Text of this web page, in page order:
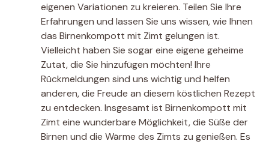
eigenen Variationen zu kreieren. Teilen Sie Ihre
Erfahrungen und lassen Sie uns wissen, wie Ihnen
das Birnenkompott mit Zimt gelungen ist.
Vielleicht haben Sie sogar eine eigene geheime
Zutat, die Sie hinzufügen möchten! Ihre
Rückmeldungen sind uns wichtig und helfen
anderen, die Freude an diesem köstlichen Rezept
zu entdecken. Insgesamt ist Birnenkompott mit
Zimt eine wunderbare Möglichkeit, die Süße der
Birnen und die Wärme des Zimts zu genießen. Es